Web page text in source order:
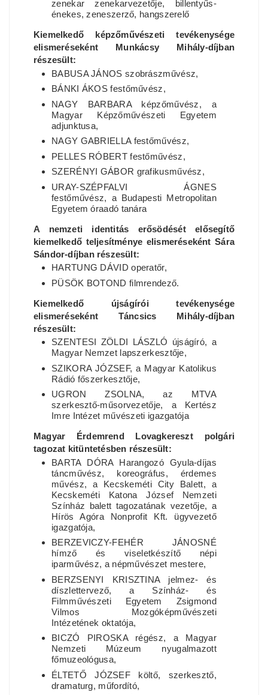
zenekar zenekarvezetője, billentyűs-
énekes, zeneszerző, hangszerelő
Kiemelkedő képzőművészeti tevékenysége
elismeréseként Munkácsy Mihály-díjban
részesült:
BABUSA JÁNOS szobrászművész,
BÁNKI ÁKOS festőművész,
NAGY BARBARA képzőművész, a
Magyar Képzőművészeti Egyetem
adjunktusa,
NAGY GABRIELLA festőművész,
PELLES RÓBERT festőművész,
SZERÉNYI GÁBOR grafikusművész,
URAY-SZÉPFALVI ÁGNES
festőművész, a Budapesti Metropolitan
Egyetem óraadó tanára
A nemzeti identitás erősödését elősegítő
kiemelkedő teljesítménye elismeréseként Sára
Sándor-díjban részesült:
HARTUNG DÁVID operatőr,
PÜSÖK BOTOND filmrendező.
Kiemelkedő újságírói tevékenysége
elismeréseként Táncsics Mihály-díjban
részesült:
SZENTESI ZÖLDI LÁSZLÓ újságíró, a
Magyar Nemzet lapszerkesztője,
SZIKORA JÓZSEF, a Magyar Katolikus
Rádió főszerkesztője,
UGRON ZSOLNA, az MTVA
szerkesztő-műsorvezetője, a Kertész
Imre Intézet művészeti igazgatója
Magyar Érdemrend Lovagkereszt polgári
tagozat kitüntetésben részesült:
BARTA DÓRA Harangozó Gyula-díjas
táncművész, koreográfus, érdemes
művész, a Kecskeméti City Balett, a
Kecskeméti Katona József Nemzeti
Színház balett tagozatának vezetője, a
Hírös Agóra Nonprofit Kft. ügyvezető
igazgatója,
BERZEVICZY-FEHÉR JÁNOSNÉ
hímző és viseletkészítő népi
iparművész, a népművészet mestere,
BERZSENYI KRISZTINA jelmez- és
díszlettervező, a Színház- és
Filmművészeti Egyetem Zsigmond
Vilmos Mozgóképművészeti
Intézetének oktatója,
BICZÓ PIROSKA régész, a Magyar
Nemzeti Múzeum nyugalmazott
főmuzeológusa,
ÉLTETŐ JÓZSEF költő, szerkesztő,
dramaturg, műfordító,